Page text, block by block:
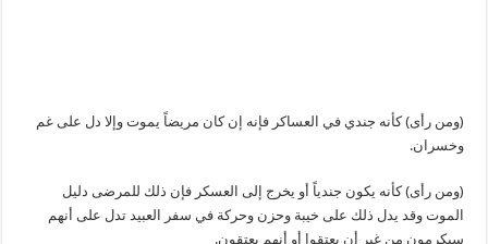
(ومن رأى) كأنه جندي في العساكر فإنه إن كان مريضاً يموت وإلا دل على غم
وخسران.
(ومن رأى) كأنه يكون جندياً أو يخرج إلى العسكر فإن ذلك للمرضى دليل
الموت وقد يدل ذلك على خيبة وحزن وحركة في سفر العبيد تدل على أنهم
سيكرمون من غير أن يعتقوا أو أنهم يعتقون.